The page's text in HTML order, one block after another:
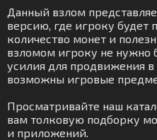
Данный взлом
версию, где игроку будет
количество монет и
взломом игроку не нужно
усилия для продвижения
возможны игровые
Просматривайте наш
вам толковую подборку
и приложений.